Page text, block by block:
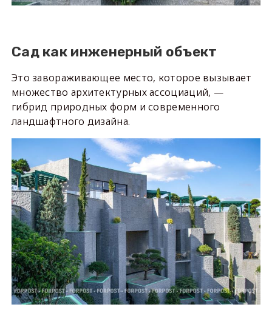
Сад как инженерный объект
Это завораживающее место, которое вызывает
множество архитектурных ассоциаций, —
гибрид природных форм и современного
ландшафтного дизайна.